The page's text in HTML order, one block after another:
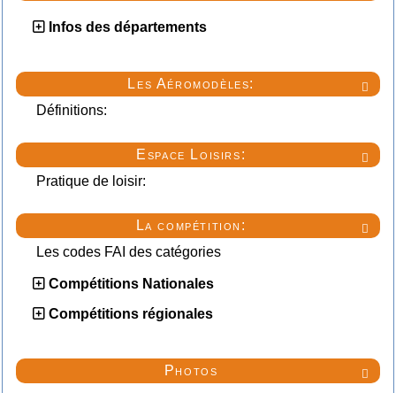
Infos des départements

Les Aéromodèles:
Définitions:

Espace Loisirs:
Pratique de loisir:

La compétition:
Les codes FAI des catégories
Compétitions Nationales
Compétitions régionales

Photos